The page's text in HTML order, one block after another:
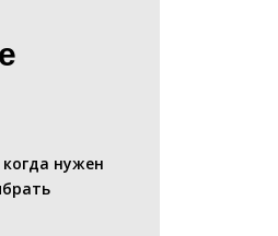
нужен